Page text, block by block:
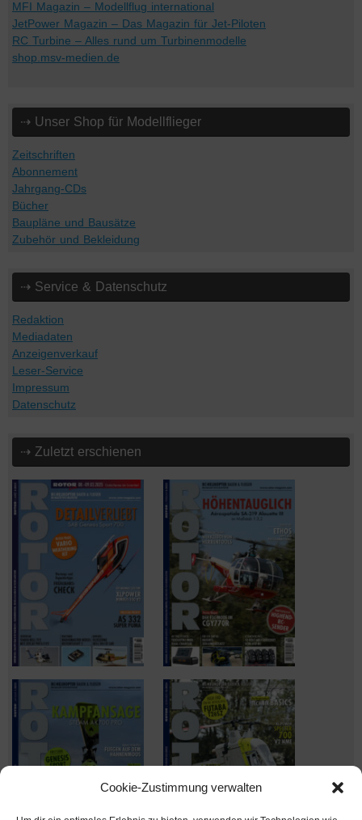
Cookie-Zustimmung verwalten
MFI Magazin – Modellflug international
JetPower Magazin – Das Magazin für Jet-Piloten
RC Turbine – Alles rund um Turbinenmodelle
shop.msv-medien.de
⇢ Unser Shop für Modellflieger
Zeitschriften
Abonnement
Jahrgang-CDs
Bücher
Baupläne und Bausätze
Zubehör und Bekleidung
⇢ Service & Datenschutz
Redaktion
Mediadaten
Anzeigenverkauf
Leser-Service
Impressum
Datenschutz
⇢ Zuletzt erschienen